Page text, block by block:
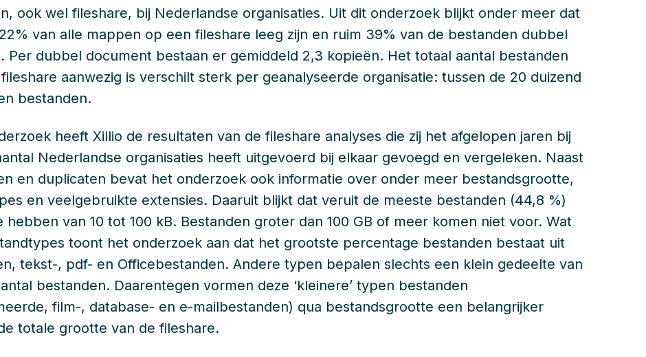
ook wel fileshare, bij Nederlandse organisaties. Uit dit onderzoek blijkt onder meer dat
van alle mappen op een fileshare leeg zijn en ruim 39% van de bestanden dubbel
Per dubbel document bestaan er gemiddeld 2,3 kopieën. Het totaal aantal bestanden
aanwezig is verschilt sterk per geanalyseerde organisatie: tussen de 20 duizend
bestanden.
heeft Xillio de resultaten van de fileshare analyses die zij het afgelopen jaren bij
Nederlandse organisaties heeft uitgevoerd bij elkaar gevoegd en vergeleken. Naast
en duplicaten bevat het onderzoek ook informatie over onder meer bestandsgrootte,
en veelgebruikte extensies. Daaruit blijkt dat veruit de meeste bestanden (44,8 %)
hebben van 10 tot 100 kB. Bestanden groter dan 100 GB of meer komen niet voor. Wat
toont het onderzoek aan dat het grootste percentage bestanden bestaat uit
tekst-, pdf- en Officebestanden. Andere typen bepalen slechts een klein gedeelte van
bestanden. Daarentegen vormen deze ‘kleinere’ typen bestanden
film-, database- en e-mailbestanden) qua bestandsgrootte een belangrijker
totale grootte van de fileshare.